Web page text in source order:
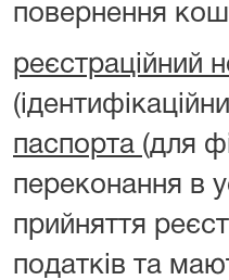
повернення
реєстраційний
паспорта (для
переконання в
прийняття
податків та